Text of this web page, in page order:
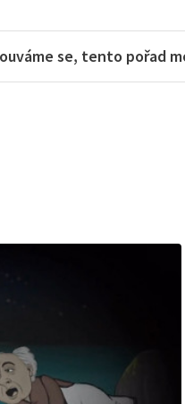
se, tento pořad